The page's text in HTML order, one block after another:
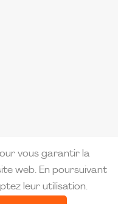
| Créé par
vous garantir la
web. En poursuivant
leur utilisation.